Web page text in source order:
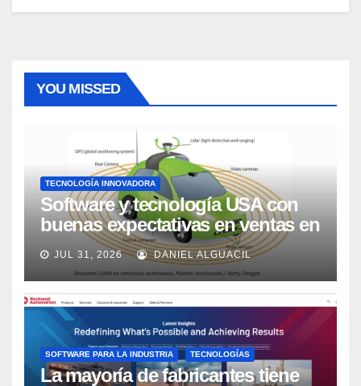
YOU MISSED
TECNOLOGÍA INNOVADORA
Software y tecnología USA con
buenas expectativas en ventas en
los próximos 2 años, según
Market Watch
JUL 31, 2026 DANIEL ALGUACIL
SOFTWARE PARA LA INDUSTRIA TECNOLOGÍAS
La mayoría de fabricantes tiene